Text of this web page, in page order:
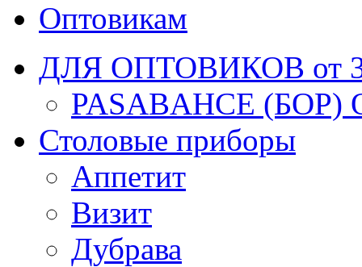
Оптовикам
ДЛЯ ОПТОВИКОВ от
PASABAHCE (БОР)
Столовые приборы
Аппетит
Визит
Дубрава